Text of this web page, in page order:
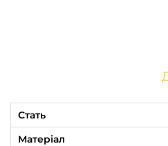
Стать
Матеріал